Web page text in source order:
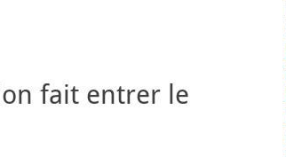
fait entrer le